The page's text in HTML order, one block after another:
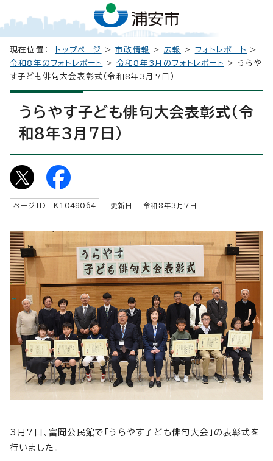
現在位置： トップページ >市政情報 > 広報 > フォトレポート
>
令和8年のフォトレポート
>令和8年3月のフォトレポート
> うらや
す子ども俳句大会表彰式（令和8年3月7日）
うらやす子ども俳句大会表彰式（令
和8年3月7日）
ページID K 1048064 更新日 令和8年3月7日
3月7日、富岡公民館で「うらやす子ども俳句大会」の表彰式を
行いました。